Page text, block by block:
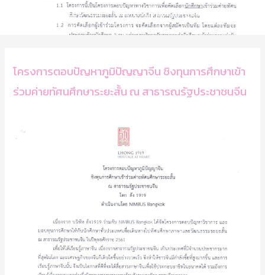
EDU-ข่าว โครงการตอบปัญหาภูมิปัญญาจีน
โครงการตอบปัญหาภูมิปัญญาจีน ชิงทุนการศึกษาเข้า
ร่วมค่ายทัศนศึกษาระยะสั้น ณ สาธารณรัฐประชาชนจีน